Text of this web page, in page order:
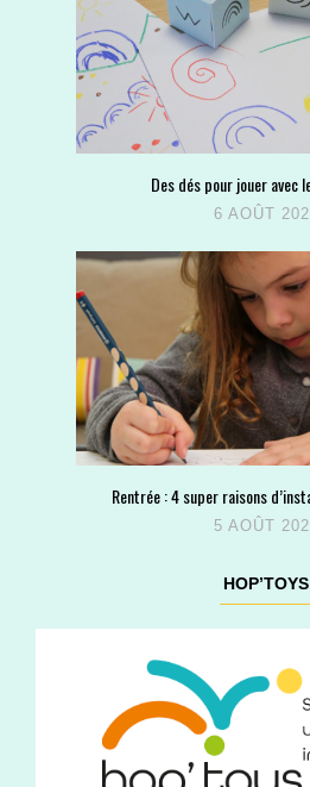
Des dés pour jouer avec
6 AOÛT
Rentrée : 4 super raisons
5 AOÛT
HOP’TOYS